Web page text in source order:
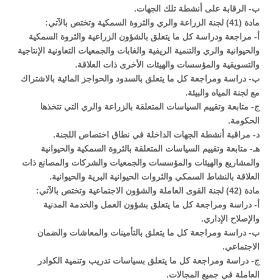
ب‌- الرقابة على أنشطة تلك الجهات.
مادة (41) لجنة الزراعة والري والثروة السمكية وتختص بالآتي:
‌أ- مراجعة ودراسة كل ما يتعلق بالشؤون الزراعية والثروة السمكية
والحيوانية والري والتنمية الريفية والغابات والجمعيات التعاونية الإنتاجية
والتسويقية والمؤسسات والهيئات الأخرى ذات العلاقة.
‌ب- دراسة ومراجعة كل ما يتعلق بالسدود والحواجز المائية بالاشتراك
مع لجنة المياه والبيئة.
‌ج- متابعة وتقييم السياسات المتعلقة بالزراعة والري التي تتخذها
الحكومة.
‌د- مراقبة أنشطة الجهات الداخلة في نطاق اختصاص اللجنة.
هـ- متابعة وتقييم السياسات المتعلقة بالثروة السمكية والحيوانية
والمشاريع والهيئات والمؤسسات والجمعيات والشركات والمصانع ذات
العلاقة بالنشاط السمكي والثروات الحيوانية البرية والحيوانية.
مادة (42) لجنة القوى العاملة والشؤون الاجتماعية وتختص بالآتي:
‌أ- دراسة ومراجعة كل ما يتعلق بشؤون العمل والخدمة المدنية
والإصلاح الإداري.
‌ب- دراسة ومراجعة كل ما يتعلق بالتأمينات والمعاشات والضمان
الاجتماعي.
‌ج- دراسة ومراجعة كل ما يتعلق بسياسات تدريب وتنمية الكوادر
العاملة في جميع المجالات.